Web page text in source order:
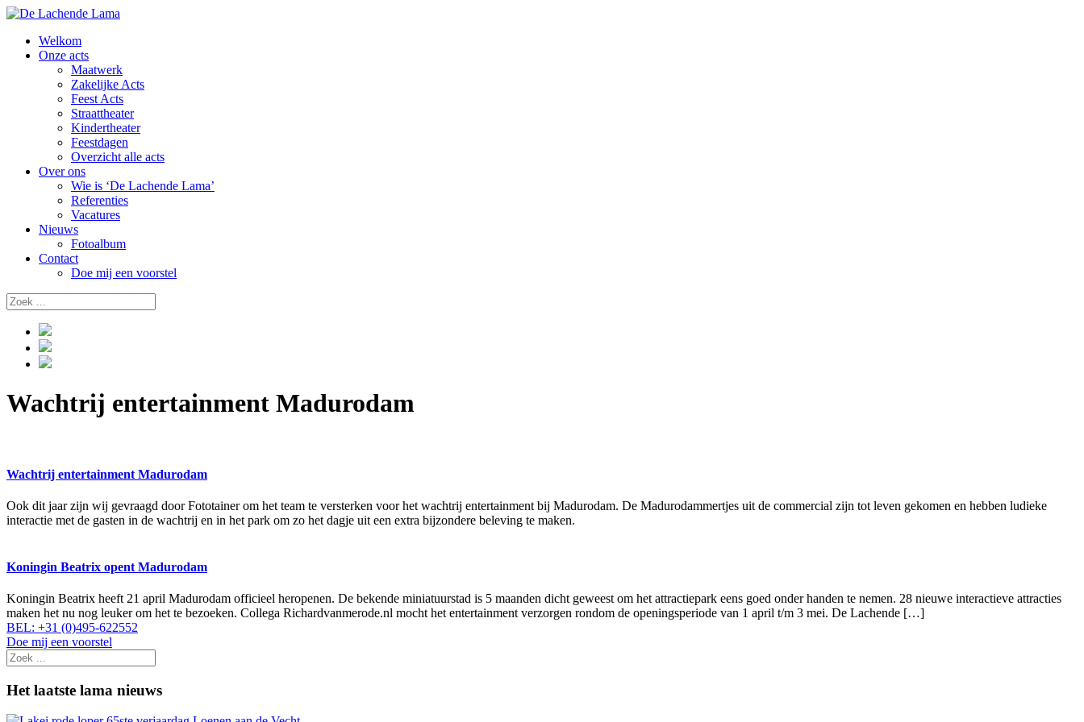
Welkom
Onze acts
Maatwerk
Zakelijke Acts
Feest Acts
Straattheater
Kindertheater
Feestdagen
Overzicht alle acts
Over ons
Wie is ‘De Lachende Lama’
Referenties
Vacatures
Nieuws
Fotoalbum
Contact
Doe mij een voorstel
Wachtrij entertainment Madurodam
Wachtrij entertainment Madurodam
Ook dit jaar zijn wij gevraagd door Fototainer om het team te versterken voor het wachtrij entertainment bij Madurodam. De Madurodammertjes uit de commercial zijn tot leven gekomen en hebben ludieke
interactie met de gasten in de wachtrij en in het park om zo het dagje uit een extra bijzondere beleving te maken.
Koningin Beatrix opent Madurodam
Koningin Beatrix heeft 21 april Madurodam officieel heropenen. De bekende miniatuurstad is 5 maanden dicht geweest om het attractiepark eens goed onder handen te nemen. 28 nieuwe interactieve attracties
maken het nu nog leuker om het te bezoeken. Collega Richardvanmerode.nl mocht het entertainment verzorgen rondom de openingsperiode van 1 april t/m 3 mei. De Lachende […]
BEL: +31 (0)495-622552
Doe mij een voorstel
Het laatste lama nieuws